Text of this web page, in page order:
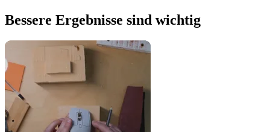
Bessere Ergebnisse sind wichtig